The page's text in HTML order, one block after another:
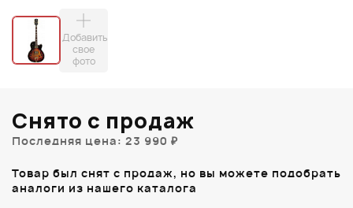
Добавить
свое
фото
Снято с продаж
Последняя цена: 23 990 ₽
Товар был снят с продаж, но вы можете подобрать
аналоги из нашего каталога